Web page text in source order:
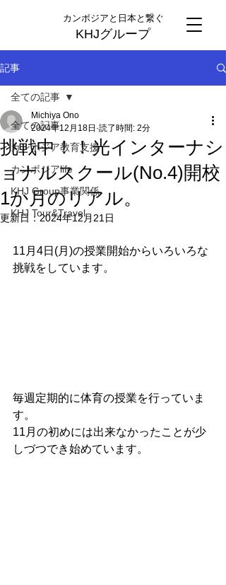
カンボジアと日本と繋ぐ
KHJグループ
記事
全ての記事
カンボジア教育支援
カンボジアlife
KHJ Group事業関係
KHJ Tour&Travel
全ての記事
挑戦中！！光インターナシ
ョナルスクール(No.4)開校
1か月のリアル。
Michiya Ono
2024年12月18日 読了時間: 2分
更新日：2024年12月21日
11月4日(月)の授業開始からいろいろな
挑戦をしています。
毎週定期的に体育の授業を行っていま
す。
11月の初めには出来なかったことが少
しづつでき始めています。